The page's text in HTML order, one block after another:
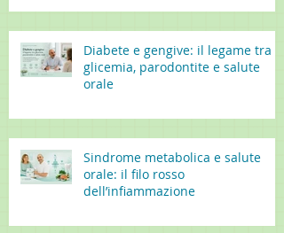
Diabete e gengive: il legame tra
glicemia, parodontite e salute
orale
Sindrome metabolica e salute
orale: il filo rosso
dell’infiammazione